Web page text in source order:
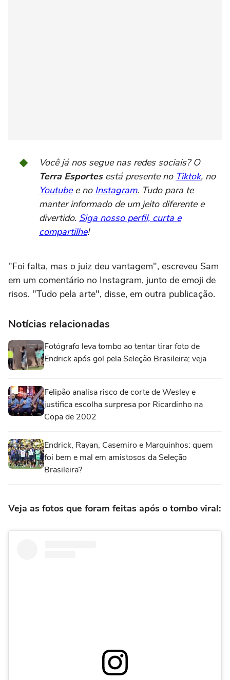
Você já nos segue nas redes sociais? O
Terra Esportesestá presente no Tiktok, no
Youtubee no Instagram. Tudo para te
manter informado de um jeito diferente e
divertido. Siga nosso perfil, curta e
compartilhe!
"Foi falta, mas o juiz deu vantagem", escreveu Sam
em um comentário no Instagram, junto de emoji de
risos. "Tudo pela arte", disse, em outra publicação.
Notícias relacionadas
Fotógrafo leva tombo ao tentar tirar foto de
Endrick após gol pela Seleção Brasileira; veja
Felipão analisa risco de corte de Wesley e
justifica escolha surpresa por Ricardinho na
Copa de 2002
Endrick, Rayan, Casemiro e Marquinhos: quem
foi bem e mal em amistosos da Seleção
Brasileira?
Veja as fotos que foram feitas após o tombo viral: